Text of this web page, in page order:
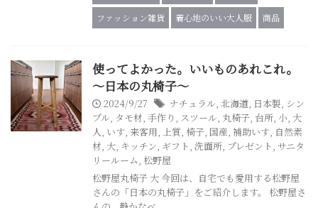
ファッション雑貨
着心地のいい大人服 商品
使ってよかった。いいものあれこれ。
～日本の丸椅子～
2024/9/27 ナチュラル, 北海道, 日本製, シン
プル, タモ材, 手作り , スツール, 丸椅子, 台所, 小, 大
人, いす, 来客用, 上質, 椅子, 国産, 補助いす, 自然素
材, 大, キッチン, ギフト, 洗面所, プレゼント, サニタ
リールーム, 松野屋
松野屋丸椅子 大 今回は、自宅でも愛用する松野屋
さんの「日本の丸椅子」をご紹介します。 松野屋さ